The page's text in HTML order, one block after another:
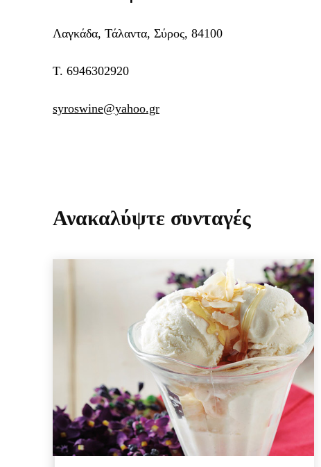
Λαγκάδα, Τάλαντα, Σύρος, 84100
T. 6946302920
syroswine@yahoo.gr
Ανακαλύψτε συνταγές